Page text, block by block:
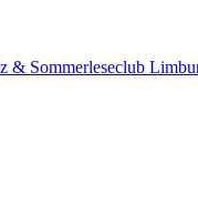
& Sommerleseclub